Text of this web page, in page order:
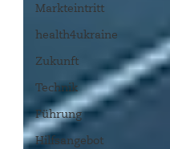
Markteintritt
health4ukraine
Zukunft
Technik
Führung
Hilfsangebot